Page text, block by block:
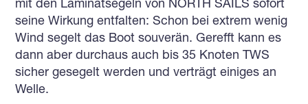
mit den Laminatsegeln von NORTH SAILS sofort
seine Wirkung entfalten: Schon bei extrem wenig
Wind segelt das Boot souverän. Gerefft kann es
dann aber durchaus auch bis 35 Knoten TWS
sicher gesegelt werden und verträgt einiges an
Welle.